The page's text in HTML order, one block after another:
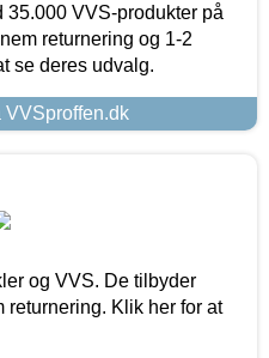
35.000 VVS-produkter på
returnering og 1-2
se deres udvalg.
VVSproffen.dk
og VVS. De tilbyder
returnering. Klik her for at